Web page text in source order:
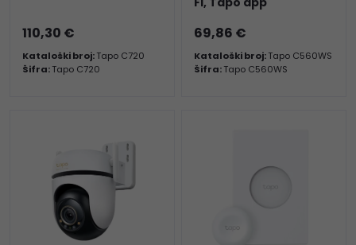
110,30 €
Kataloški broj:Tapo C720
Šifra:Tapo C720
69,86 €
Kataloški broj:Tapo C560WS
Šifra:Tapo C560WS